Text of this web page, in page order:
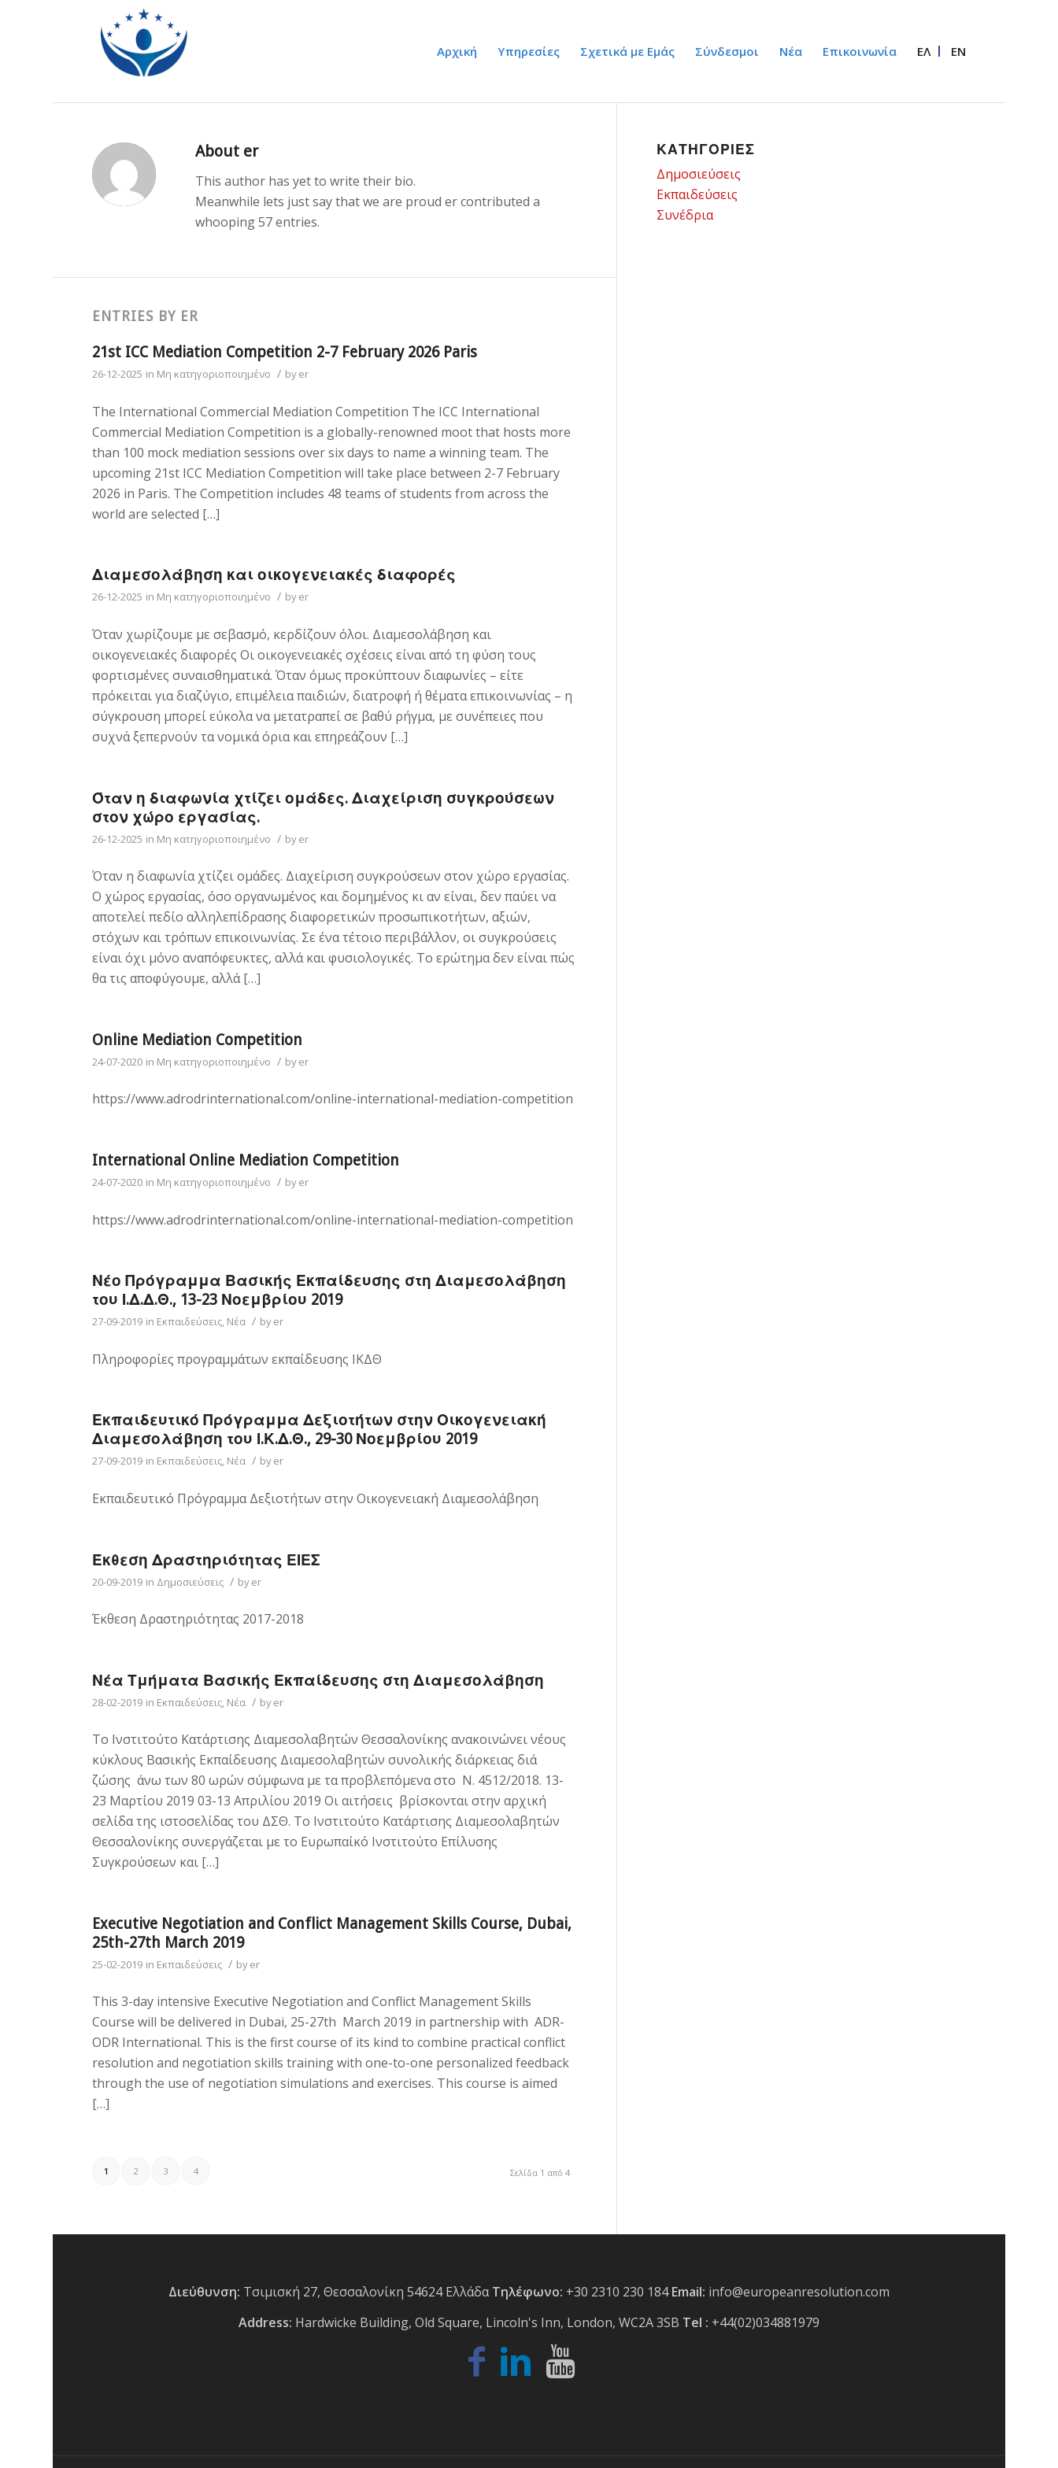
Αρχική Υπηρεσίες Σχετικά με Εμάς Σύνδεσμοι Νέα Επικοινωνία ΕΛ EN
About er
This author has yet to write their bio.
Meanwhile lets just say that we are proudercontributed a
whooping 57 entries.
ENTRIES BY ER
21st ICC Mediation Competition 2-7 February 2026 Paris
26-12-2025 in Μη κατηγοριοποιημένο / byer
The International Commercial Mediation Competition The ICC International
Commercial Mediation Competition is a globally-renowned moot that hosts more
than 100 mock mediation sessions over six days to name a winning team. The
upcoming 21st ICC Mediation Competition will take place between 2-7 February
2026 in Paris. The Competition includes 48 teams of students from across the
world are selected […]
Διαμεσολάβηση και οικογενειακές διαφορές
26-12-2025 in Μη κατηγοριοποιημένο / byer
Όταν χωρίζουμε με σεβασμό, κερδίζουν όλοι. Διαμεσολάβηση και
οικογενειακές διαφορές Οι οικογενειακές σχέσεις είναι από τη φύση τους
φορτισμένες συναισθηματικά. Όταν όμως προκύπτουν διαφωνίες – είτε
πρόκειται για διαζύγιο, επιμέλεια παιδιών, διατροφή ή θέματα επικοινωνίας – η
σύγκρουση μπορεί εύκολα να μετατραπεί σε βαθύ ρήγμα, με συνέπειες που
συχνά ξεπερνούν τα νομικά όρια και επηρεάζουν […]
Όταν η διαφωνία χτίζει ομάδες. Διαχείριση συγκρούσεων
στον χώρο εργασίας.
26-12-2025 in Μη κατηγοριοποιημένο / byer
Όταν η διαφωνία χτίζει ομάδες. Διαχείριση συγκρούσεων στον χώρο εργασίας.
Ο χώρος εργασίας, όσο οργανωμένος και δομημένος κι αν είναι, δεν παύει να
αποτελεί πεδίο αλληλεπίδρασης διαφορετικών προσωπικοτήτων, αξιών,
στόχων και τρόπων επικοινωνίας. Σε ένα τέτοιο περιβάλλον, οι συγκρούσεις
είναι όχι μόνο αναπόφευκτες, αλλά και φυσιολογικές. Το ερώτημα δεν είναι πώς
θα τις αποφύγουμε, αλλά […]
Online Mediation Competition
24-07-2020 in Μη κατηγοριοποιημένο / byer
https://www.adrodrinternational.com/online-international-mediation-competition
International Online Mediation Competition
24-07-2020 in Μη κατηγοριοποιημένο / byer
https://www.adrodrinternational.com/online-international-mediation-competition
Νέο Πρόγραμμα Βασικής Εκπαίδευσης στη Διαμεσολάβηση
του Ι.Δ.Δ.Θ., 13-23 Νοεμβρίου 2019
27-09-2019 in Εκπαιδεύσεις, Νέα / byer
Πληροφορίες προγραμμάτων εκπαίδευσης ΙΚΔΘ
Εκπαιδευτικό Πρόγραμμα Δεξιοτήτων στην Οικογενειακή
Διαμεσολάβηση του Ι.Κ.Δ.Θ., 29-30 Νοεμβρίου 2019
27-09-2019 in Εκπαιδεύσεις, Νέα / byer
Εκπαιδευτικό Πρόγραμμα Δεξιοτήτων στην Οικογενειακή Διαμεσολάβηση
Έκθεση Δραστηριότητας ΕΙΕΣ
20-09-2019 in Δημοσιεύσεις / byer
Έκθεση Δραστηριότητας 2017-2018
Νέα Τμήματα Βασικής Εκπαίδευσης στη Διαμεσολάβηση
28-02-2019 in Εκπαιδεύσεις, Νέα / byer
Το Ινστιτούτο Κατάρτισης Διαμεσολαβητών Θεσσαλονίκης ανακοινώνει νέους
κύκλους Βασικής Εκπαίδευσης Διαμεσολαβητών συνολικής διάρκειας διά
ζώσης άνω των 80 ωρών σύμφωνα με τα προβλεπόμενα στο Ν. 4512/2018. 13-
23 Μαρτίου 2019 03-13 Απριλίου 2019 Οι αιτήσεις βρίσκονται στην αρχική
σελίδα της ιστοσελίδας του ΔΣΘ. Το Ινστιτούτο Κατάρτισης Διαμεσολαβητών
Θεσσαλονίκης συνεργάζεται με το Ευρωπαίκό Ινστιτούτο Επίλυσης
Συγκρούσεων και […]
Executive Negotiation and Conflict Management Skills Course, Dubai,
25th-27th March 2019
25-02-2019 in Εκπαιδεύσεις / byer
This 3-day intensive Executive Negotiation and Conflict Management Skills
Course will be delivered in Dubai, 25-27th March 2019 in partnership with ADR-
ODR International. This is the first course of its kind to combine practical conflict
resolution and negotiation skills training with one-to-one personalized feedback
through the use of negotiation simulations and exercises. This course is aimed
[…]
Σελίδα 1 από 4
1 2 3 4
ΚΑΤΗΓΟΡΙΕΣ
Δημοσιεύσεις
Εκπαιδεύσεις
Συνέδρια
Διεύθυνση: Τσιμισκή 27, Θεσσαλονίκη 54624 ΕλλάδαΤηλέφωνο: +30 2310 230 184Email: info@europeanresolution.com
Address: Hardwicke Building, Old Square, Lincoln's Inn, London, WC2A 3SB Tel : +44(02)034881979